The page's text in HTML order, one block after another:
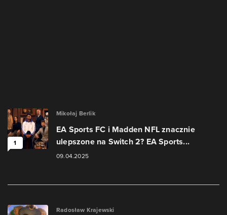
1
Mikołaj Berlik
EA Sports FC i Madden NFL znacznie
ulepszone na Switch 2? EA Sports...
09.04.2025
Radosław Krajewski